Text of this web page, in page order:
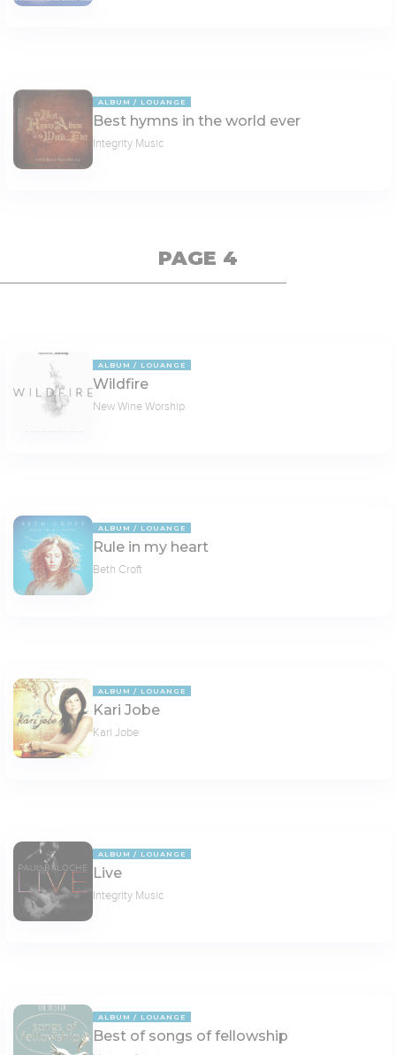
ALBUM LOUANGE
Best hymns in the world ever
Integrity Music
PAGE 4
ALBUM LOUANGE
Wildfire
New Wine Worship
ALBUM LOUANGE
Rule in my heart
Beth Croft
ALBUM LOUANGE
Kari Jobe
Kari Jobe
ALBUM LOUANGE
Live
Integrity Music
ALBUM LOUANGE
Best of songs of fellowship